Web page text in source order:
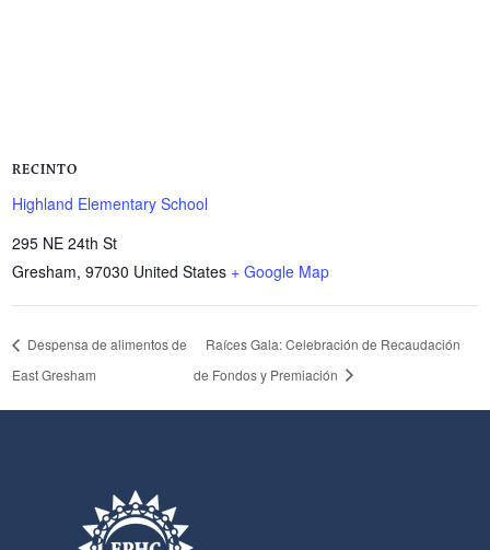
RECINTO
Highland Elementary School
295 NE 24th St
Gresham, 97030 United States + Google Map
Despensa de alimentos de
East Gresham
Raíces Gala: Celebración de Recaudación
de Fondos y Premiación